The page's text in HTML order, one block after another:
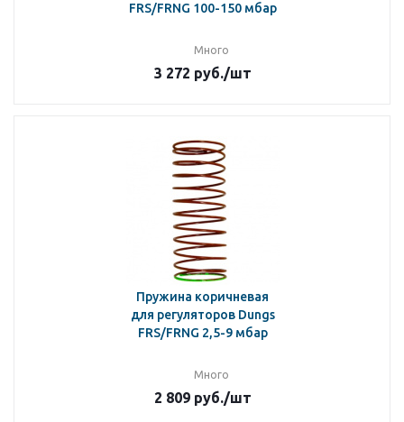
FRS/FRNG 100-150 мбар
Много
3 272 руб./шт
Пружина коричневая
для регуляторов Dungs
FRS/FRNG 2,5-9 мбар
Много
2 809руб./шт